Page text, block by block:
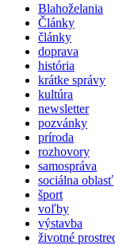
Blahoželania
Články
články
doprava
história
krátke správy
kultúra
newsletter
pozvánky
príroda
rozhovory
samospráva
sociálna oblasť
šport
voľby
výstavba
životné